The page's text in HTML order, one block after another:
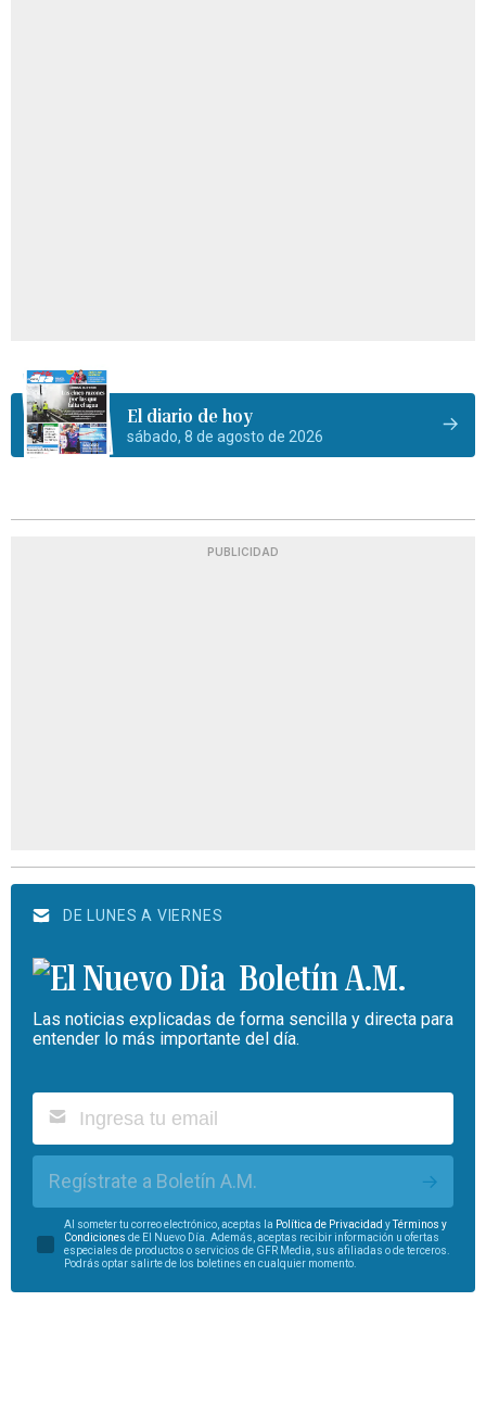
El diario de hoy
sábado, 8 de agosto de 2026
PUBLICIDAD
DE LUNES A VIERNES
Boletín A.M.
Las noticias explicadas de forma sencilla y directa para
entender lo más importante del día.
Regístrate a Boletín A.M.
Al someter tu correo electrónico, aceptas la Política de Privacidad yTérminos y
Condiciones de El Nuevo Día. Además, aceptas recibir información u ofertas
especiales de productos o servicios de GFR Media, sus afiliadas o de terceros.
Podrás optar salirte de los boletines en cualquier momento.